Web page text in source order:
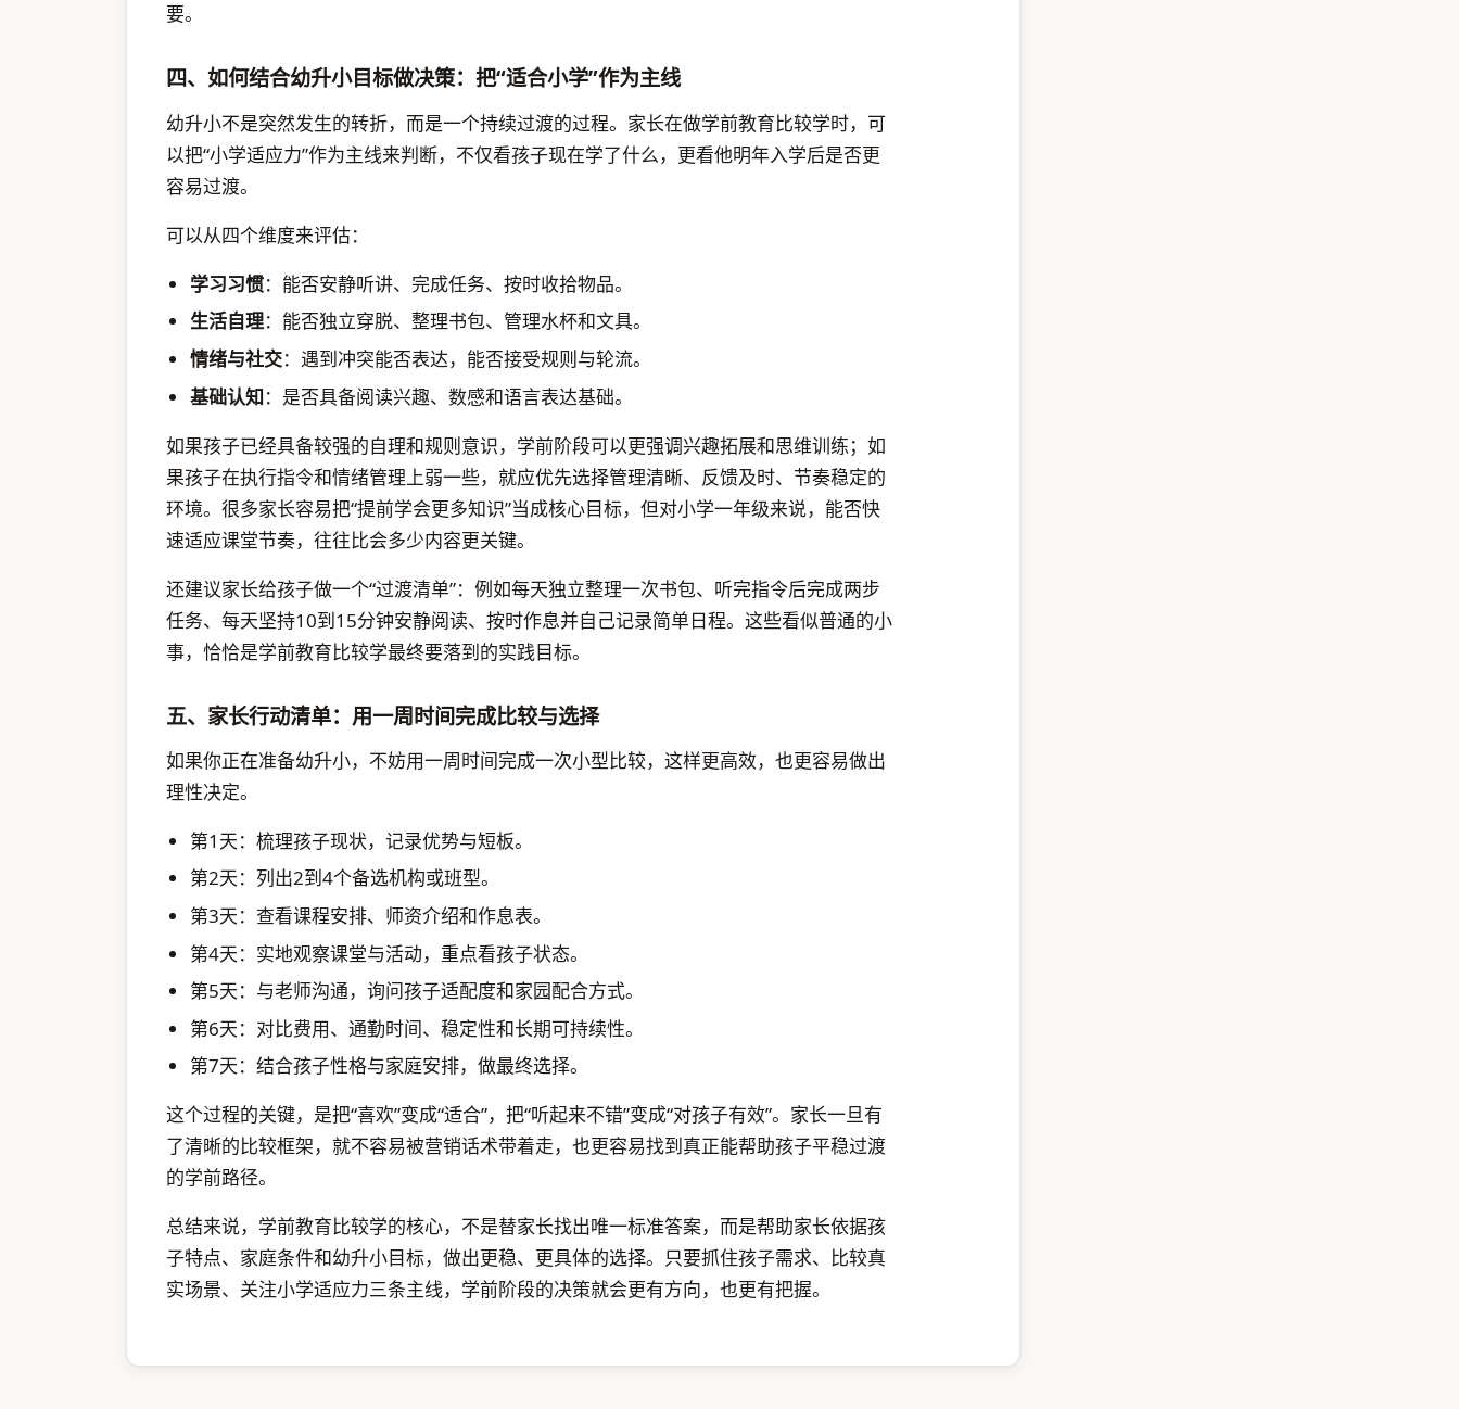
要。
四、如何结合幼升小目标做决策：把“适合小学”作为主线
幼升小不是突然发生的转折，而是一个持续过渡的过程。家长在做学前教育比较学时，可
以把“小学适应力”作为主线来判断，不仅看孩子现在学了什么，更看他明年入学后是否更
容易过渡。
可以从四个维度来评估：
学习习惯：能否安静听讲、完成任务、按时收拾物品。
生活自理：能否独立穿脱、整理书包、管理水杯和文具。
情绪与社交：遇到冲突能否表达，能否接受规则与轮流。
基础认知：是否具备阅读兴趣、数感和语言表达基础。
如果孩子已经具备较强的自理和规则意识，学前阶段可以更强调兴趣拓展和思维训练；如
果孩子在执行指令和情绪管理上弱一些，就应优先选择管理清晰、反馈及时、节奏稳定的
环境。很多家长容易把“提前学会更多知识”当成核心目标，但对小学一年级来说，能否快
速适应课堂节奏，往往比会多少内容更关键。
还建议家长给孩子做一个“过渡清单”：例如每天独立整理一次书包、听完指令后完成两步
任务、每天坚持10到15分钟安静阅读、按时作息并自己记录简单日程。这些看似普通的小
事，恰恰是学前教育比较学最终要落到的实践目标。
五、家长行动清单：用一周时间完成比较与选择
如果你正在准备幼升小，不妨用一周时间完成一次小型比较，这样更高效，也更容易做出
理性决定。
第1天：梳理孩子现状，记录优势与短板。
第2天：列出2到4个备选机构或班型。
第3天：查看课程安排、师资介绍和作息表。
第4天：实地观察课堂与活动，重点看孩子状态。
第5天：与老师沟通，询问孩子适配度和家园配合方式。
第6天：对比费用、通勤时间、稳定性和长期可持续性。
第7天：结合孩子性格与家庭安排，做最终选择。
这个过程的关键，是把“喜欢”变成“适合”，把“听起来不错”变成“对孩子有效”。家长一旦有
了清晰的比较框架，就不容易被营销话术带着走，也更容易找到真正能帮助孩子平稳过渡
的学前路径。
总结来说，学前教育比较学的核心，不是替家长找出唯一标准答案，而是帮助家长依据孩
子特点、家庭条件和幼升小目标，做出更稳、更具体的选择。只要抓住孩子需求、比较真
实场景、关注小学适应力三条主线，学前阶段的决策就会更有方向，也更有把握。